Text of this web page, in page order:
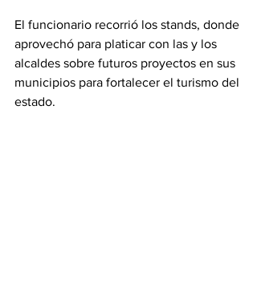
El funcionario recorrió los stands, donde
aprovechó para platicar con las y los
alcaldes sobre futuros proyectos en sus
municipios para fortalecer el turismo del
estado.